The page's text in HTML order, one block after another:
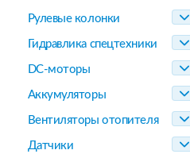
Рулевые колонки
Гидравлика спецтехники
DC-моторы
Аккумуляторы
Вентиляторы отопителя
Датчики